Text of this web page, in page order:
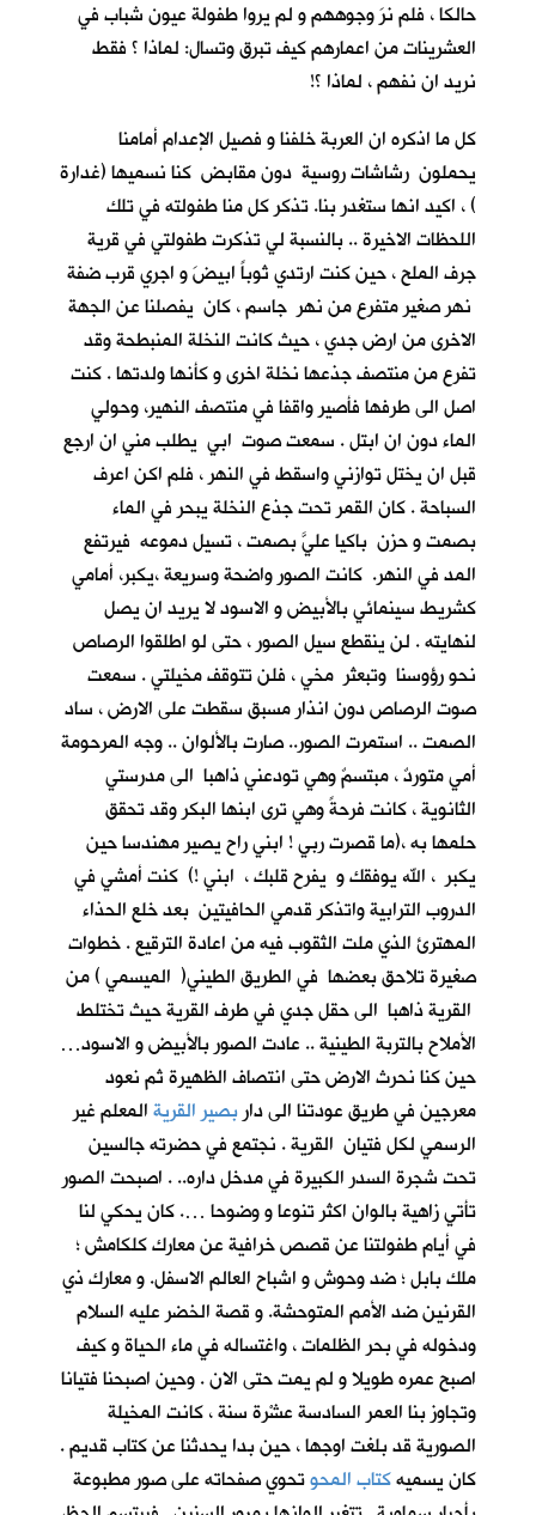
حالكا ، فلم نرَ وجوههم و لم يروا طفولة عيون شباب في
العشرينات من اعمارهم كيف تبرق وتسال: لماذا ؟ فقط
نريد ان نفهم ، لماذا ؟!
كل ما اذكره ان العربة خلفنا و فصيل الإعدام أمامنا
يحملون رشاشات روسية دون مقابض كنا نسميها (غدارة
) ، اكيد انها ستغدر بنا. تذكر كل منا طفولته في تلك
اللحظات الاخيرة .. بالنسبة لي تذكرت طفولتي في قرية
جرف الملح، حين كنت ارتدي ثوباً ابيضَ و اجري قرب ضفة
نهر صغير متفرع من نهر جاسم ، كان يفصلنا عن الجهة
الاخرى من ارض جدي ، حيث كانت النخلة المنبطحة وقد
تفرع من منتصف جذعها نخلة اخرى و كأنها ولدتها . كنت
اصل الى طرفها فأصير واقفا في منتصف النهير، وحولي
الماء دون ان ابتل . سمعت صوت ابي يطلب مني ان ارجع
قبل ان يختل توازني واسقط في النهر ، فلم اكن اعرف
السباحة . كان القمر تحت جذع النخلة يبحر في الماء
بصمت و حزن باكيا عليَّ بصمت ، تسيل دموعه فيرتفع
المد في النهر. كانت الصور واضحة وسريعة ،يكبر، أمامي
كشريط سينمائي بالأبيض و الاسود لا يريد ان يصل
لنهايته . لن ينقطع سيل الصور ، حتى لو اطلقوا الرصاص
نحو رؤوسنا وتبعثر مخي ، فلن تتوقف مخيلتي . سمعت
صوت الرصاص دون انذار مسبق سقطت على الارض ، ساد
الصمت .. استمرت الصور.. صارت بالألوان .. وجه المرحومة
أمي متوردٌ ، مبتسمٌ وهي تودعني ذاهبا الى مدرستي
الثانوية ، كانت فرحةً وهي ترى ابنها البكر وقد تحقق
حلمها به ،(ما قصرت ربي ! ابني راح يصير مهندسا حين
يكبر ، الله يوفقك و يفرح قلبك ، ابني !) كنت أمشي في
الدروب الترابية واتذكر قدمي الحافيتين بعد خلع الحذاء
المهترئ الذي ملت الثقوب فيه من اعادة الترقيع . خطوات
صغيرة تلاحق بعضها في الطريق الطيني( الميسمي ) من
القرية ذاهبا الى حقل جدي في طرف القرية حيث تختلط
الأملاح بالتربة الطينية .. عادت الصور بالأبيض و الاسود…
حين كنا نحرث الارض حتى انتصاف الظهيرة ثم نعود
معرجين في طريق عودتنا الى داربصير القريةالمعلم غير
الرسمي لكل فتيان القرية . نجتمع في حضرته جالسين
تحت شجرة السدر الكبيرة في مدخل داره.. . اصبحت الصور
تأتي زاهية بالوان اكثر تنوعا و وضوحا …. كان يحكي لنا
في أيام طفولتنا عن قصص خرافية عن معارك كلكامش ؛
ملك بابل ؛ ضد وحوش و اشباح العالم الاسفل. و معارك ذي
القرنين ضد الأمم المتوحشة. و قصة الخضر عليه السلام
ودخوله في بحر الظلمات ، واغتساله في ماء الحياة و كيف
اصبح عمره طويلا و لم يمت حتى الان . وحين اصبحنا فتيانا
وتجاوز بنا العمر السادسة عشْرة سنة ، كانت المخيلة
الصورية قد بلغت اوجها ، حين بدا يحدثنا عن كتاب قديم .
كان يسميهكتاب المحوتحوي صفحاته على صور مطبوعة